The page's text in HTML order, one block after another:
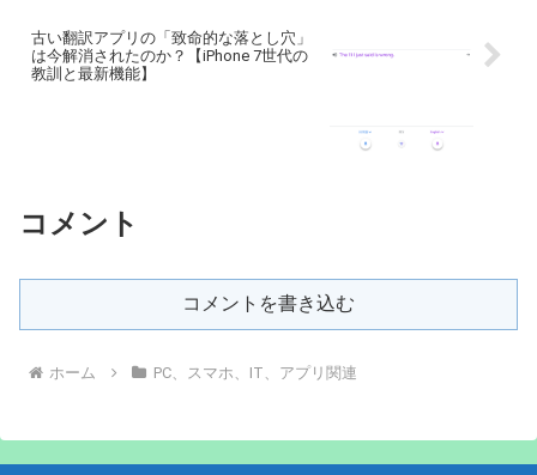
古い翻訳アプリの「致命的な落とし穴」
は今解消されたのか？【iPhone 7世代の
教訓と最新機能】
コメント
コメントを書き込む
ホーム PC、スマホ、IT、アプリ関連